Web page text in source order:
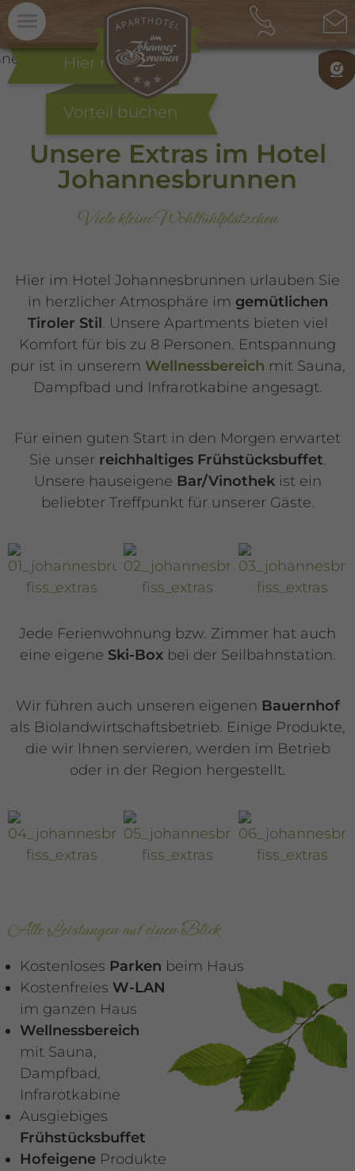
Menü
Hier mit
Vorteil buchen
Unsere Extras im Hotel
Johannesbrunnen
Viele kleine Wohlfühlplätzchen
Hier im Hotel Johannesbrunnen urlauben Sie
in herzlicher Atmosphäre im gemütlichen
Tiroler Stil. Unsere Apartments bieten viel
Komfort für bis zu 8 Personen. Entspannung
pur ist in unserem Wellnessbereich mit Sauna,
Dampfbad und Infrarotkabine angesagt.
Für einen guten Start in den Morgen erwartet
Sie unser reichhaltiges Frühstücksbuffet.
Unsere hauseigene Bar/Vinothekist ein
beliebter Treffpunkt für unserer Gäste.
Jede Ferienwohnung bzw. Zimmer hat auch
eine eigene Ski-Boxbei der Seilbahnstation.
Wir führen auch unseren eigenen Bauernhof
als Biolandwirtschaftsbetrieb. Einige Produkte,
die wir Ihnen servieren, werden im Betrieb
oder in der Region hergestellt.
Alle Leistungen auf einen Blick
Kostenloses Parken beim Haus
Kostenfreies W-LAN
im ganzen Haus
Wellnessbereich
mit Sauna,
Dampfbad,
Infrarotkabine
Ausgiebiges
Frühstücksbuffet
Hofeigene Produkte